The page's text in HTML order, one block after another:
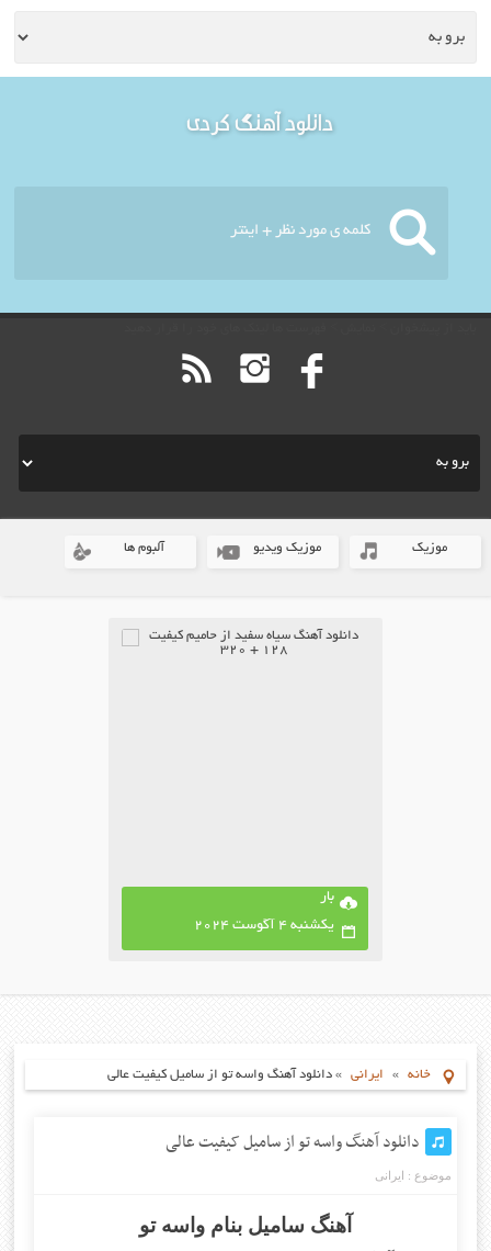
دانلود آهنگ کردی
موزیک موزیک ویدیو آلبوم ها
بار
یکشنبه 4 آگوست 2024
خانه » ایرانی »دانلود آهنگ واسه تو از سامیل کیفیت عالی
دانلود آهنگ واسه تو از سامیل کیفیت عالی
موضوع : ایرانی
آهنگ سامیل بنام واسه تو